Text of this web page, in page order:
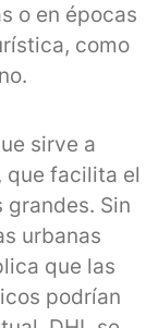
o en épocas
como
sirve a
que facilita el
Sin
urbanas
que las
podrían